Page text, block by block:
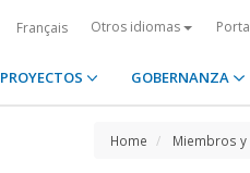
Français Otros idiomas
PROYECTOS GOBERNANZA
Home Miembros y